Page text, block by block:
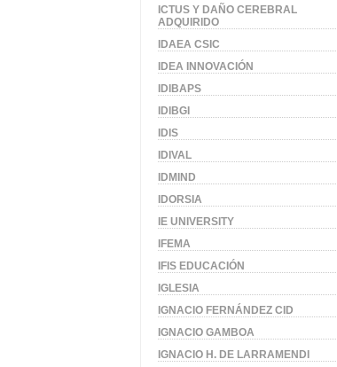
ICTUS Y DAÑO CEREBRAL
ADQUIRIDO
IDAEA CSIC
IDEA INNOVACIÓN
IDIBAPS
IDIBGI
IDIS
IDIVAL
IDMIND
IDORSIA
IE UNIVERSITY
IFEMA
IFIS EDUCACIÓN
IGLESIA
IGNACIO FERNÁNDEZ CID
IGNACIO GAMBOA
IGNACIO H. DE LARRAMENDI